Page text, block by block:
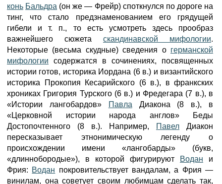
конь Бальдра (он же — Фрейр) споткнулся по дороге на
тинг, что стало предзнаменованием его грядущей
гибели и т. п., то есть усмотреть здесь прообраз
важнейшего сюжета скандинавской мифологии.
Некоторые (весьма скудные) сведения о германской
мифологии содержатся в сочинениях, посвященных
истории готов, историка Иордана (6 в.) и византийского
историка Прокопия Кесарийского (6 в.), в франкских
хрониках Григория Турского (6 в.) и Фредегара (7 в.), в
«Истории лангобардов»
Павла Диакона (8 в.), в
«Церковной истории народа англов» Беды
Достопочтенного (8 в.). Например,
Павел Диакон
пересказывает этнонимическую легенду о
происхождении имени «лангобарды» (букв,
«длиннобородые»), в которой фигурируют
Водан и
Фрия: Водан покровительствует вандалам, а Фрия —
винилам, она советует своим любимцам сделать так,